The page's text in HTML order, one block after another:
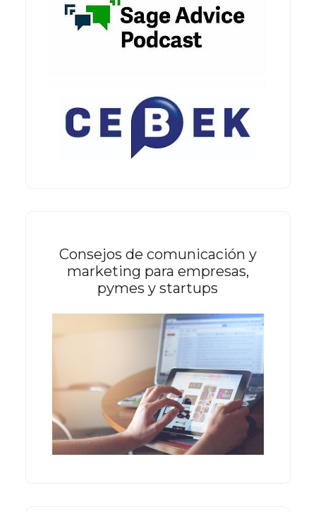
Consejos de comunicación y
marketing para empresas,
pymes y startups